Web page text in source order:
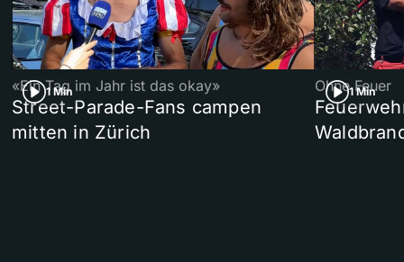
1 Min
«Ein Tag im Jahr ist das okay»
Street-Parade-Fans campen
mitten in Zürich
1 Min
Ohne Feuer